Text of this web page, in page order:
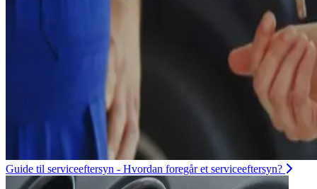
Guide til serviceeftersyn - Hvordan foregår et serviceeftersyn?